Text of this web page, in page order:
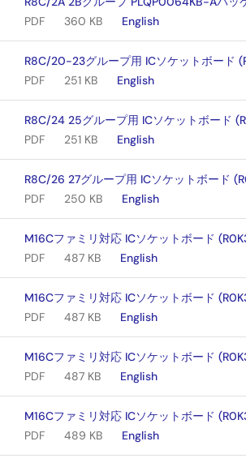
PDF
360 KB English
R8C/20-23グループ用 ICソケットボード
PDF
251 KB English
R8C/24 25グループ用 ICソケットボード
PDF
251 KB English
R8C/26 27グループ用 ICソケットボード
PDF
250 KB English
M16Cファミリ対応 ICソケットボード
PDF
487 KB English
M16Cファミリ対応 ICソケットボード
PDF
487 KB English
M16Cファミリ対応 ICソケットボード
PDF
487 KB English
M16Cファミリ対応 ICソケットボード
PDF
489 KB English